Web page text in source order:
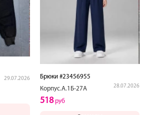
29.07.2026
Брюки #23456955
Корпус.А.1Б-27А
28.07.2026
518руб